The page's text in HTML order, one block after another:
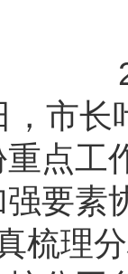
长叶
点工
素协
理分